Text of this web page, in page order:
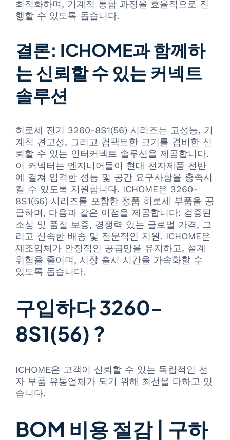
최적화하며, 기계적 통합 과정을 효율적으로 진
행할 수 있도록 돕습니다.
결론: ICHOME과 함께하
는 신뢰할 수 있는 커넥트
솔루션
히로세 전기 3260-8S1(56) 시리즈는 고성능, 기
계적 견고성, 그리고 컴팩트한 크기를 겸비한 신
뢰할 수 있는 인터커넥트 솔루션을 제공합니다.
이 커넥터는 엔지니어들이 현대 전자제품 전반
에 걸쳐 엄격한 성능 및 공간 요구사항을 충족시
킬 수 있도록 지원합니다. ICHOME은 3260-
8S1(56) 시리즈를 포함한 정품 히로세 부품을 공
급하며, 다음과 같은 이점을 제공합니다: 검증된
소싱 및 품질 보증, 경쟁력 있는 글로벌 가격, 그
리고 신속한 배송 및 전문적인 지원. ICHOME은
제조업체가 안정적인 공급망을 유지하고, 설계
위험을 줄이며, 시장 출시 시간을 가속화할 수
있도록 돕습니다.
구입하다 3260-
8S1(56) ?
ICHOME은 고객이 신뢰할 수 있는 독립적인 전
자 부품 유통업체가 되기 위해 최선을 다하고 있
습니다.
BOM 비용 절감 | 구하